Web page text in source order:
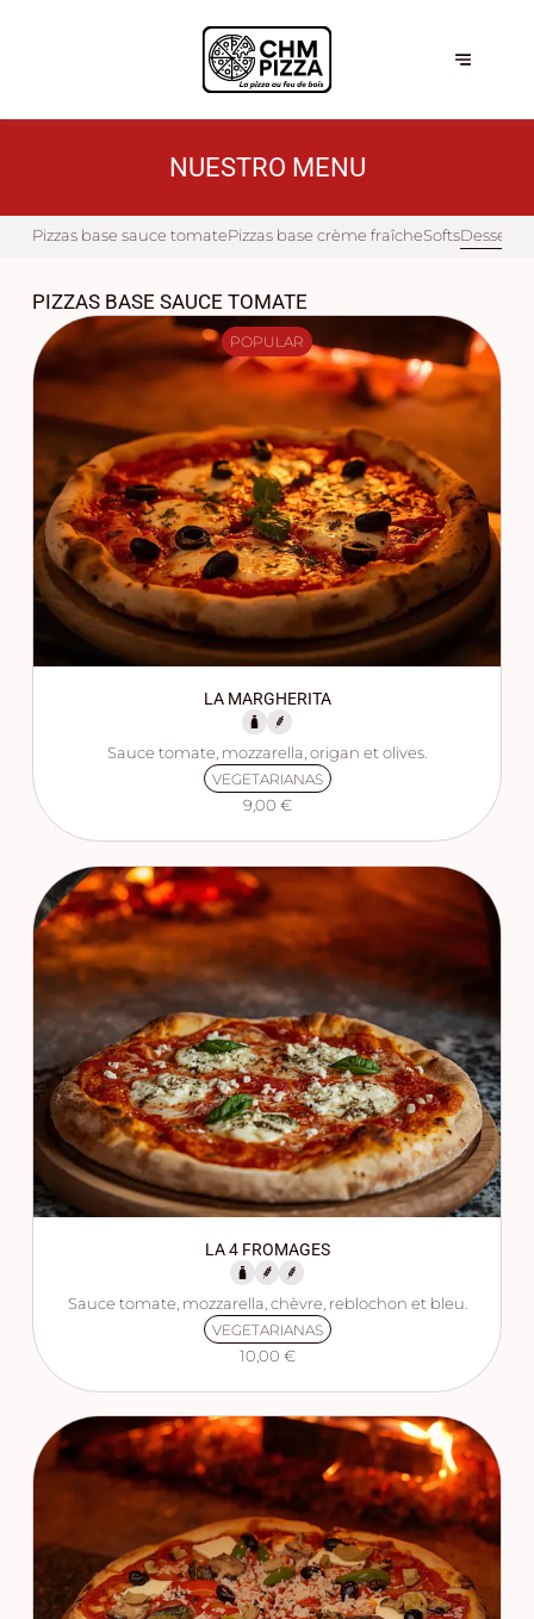
NUESTRO MENU
Pizzas base sauce tomatePizzas base crème fraîcheSoftsDesserts
PIZZAS BASE SAUCE TOMATE
POPULAR
LA MARGHERITA
Sauce tomate, mozzarella, origan et olives.
VEGETARIANAS
9,00 €
LA 4 FROMAGES
Sauce tomate, mozzarella, chèvre, reblochon et bleu.
VEGETARIANAS
10,00 €